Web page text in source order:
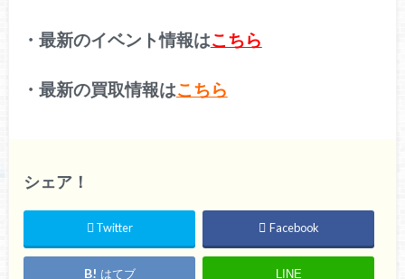
・最新のイベント情報はこちら
・最新の買取情報はこちら
シェア！
Twitter Facebook
はてブ LINE